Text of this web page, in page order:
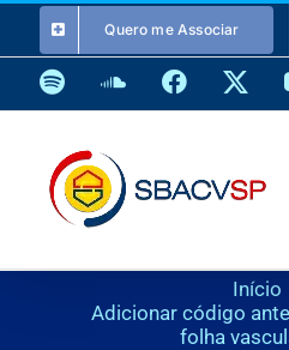
o
conteúdo
Quero me Associar
SpotifySoundCloud
Facebook
Início
Adicionar código
folha